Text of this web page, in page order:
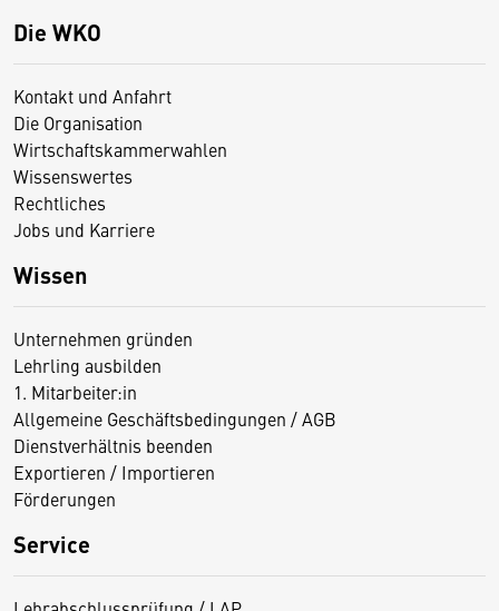
Die WKO
Kontakt und Anfahrt
Die Organisation
Wirtschaftskammerwahlen
Wissenswertes
Rechtliches
Jobs und Karriere
Wissen
Unternehmen gründen
Lehrling ausbilden
1. Mitarbeiter:in
Allgemeine Geschäftsbedingungen / AGB
Dienstverhältnis beenden
Exportieren / Importieren
Förderungen
Service